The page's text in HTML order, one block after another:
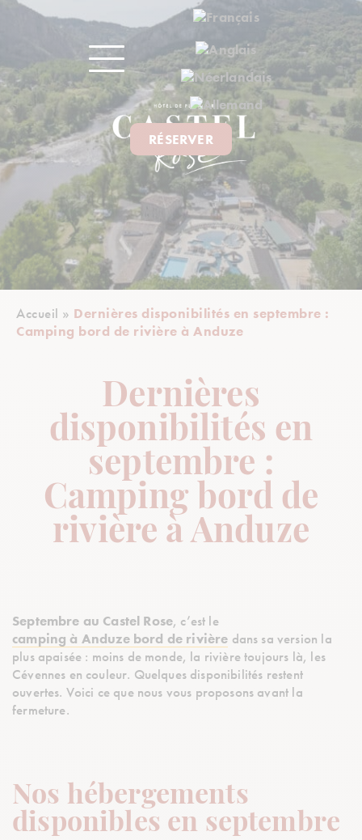
RÉSERVER
Accueil » Dernières disponibilités en septembre :
Camping bord de rivière à Anduze
Dernières
disponibilités en
septembre :
Camping bord de
rivière à Anduze
Septembre au Castel Rose, c’est le
camping à Anduze bord de rivière dans sa version la
plus apaisée : moins de monde, la rivière toujours là, les
Cévennes en couleur. Quelques disponibilités restent
ouvertes. Voici ce que nous vous proposons avant la
fermeture.
Nos hébergements
disponibles en septembre